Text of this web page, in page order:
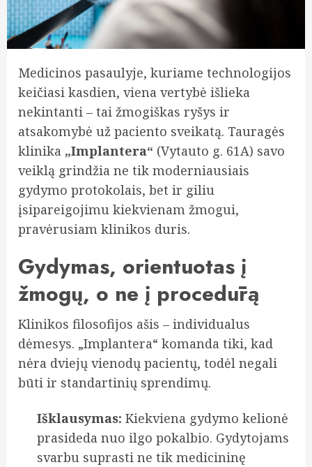
Medicinos pasaulyje, kuriame technologijos
keičiasi kasdien, viena vertybė išlieka
nekintanti – tai žmogiškas ryšys ir
atsakomybė už paciento sveikatą. Tauragės
klinika „Implantera“ (Vytauto g. 61A) savo
veiklą grindžia ne tik moderniausiais
gydymo protokolais, bet ir giliu
įsipareigojimu kiekvienam žmogui,
pravėrusiam klinikos duris.
Gydymas, orientuotas į
žmogų, o ne į procedūrą
Klinikos filosofijos ašis – individualus
dėmesys. „Implantera“ komanda tiki, kad
nėra dviejų vienodų pacientų, todėl negali
būti ir standartinių sprendimų.
Išklausymas: Kiekviena gydymo kelionė
prasideda nuo ilgo pokalbio. Gydytojams
svarbu suprasti ne tik medicininę